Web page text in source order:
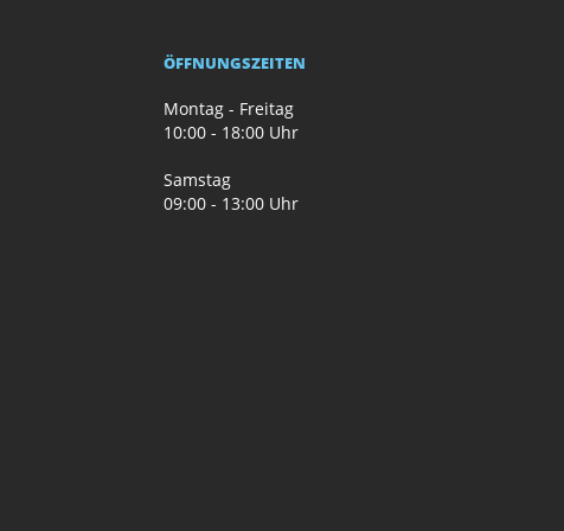
ÖFFNUNGSZEITEN
Montag - Freitag
10:00 - 18:00 Uhr
Samstag
09:00 - 13:00 Uhr